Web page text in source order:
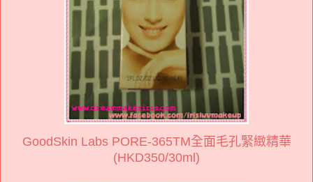
GoodSkin Labs PORE-365TM全面毛孔緊緻精華
(HKD350/30ml)